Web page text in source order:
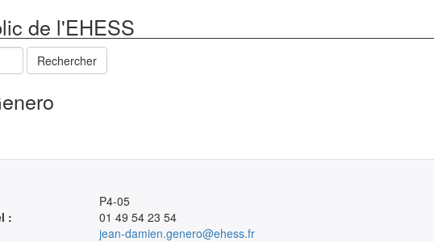
de l'EHESS
Rechercher
P4-05
:
01 49 54 23 54
jean-damien.genero@ehess.fr